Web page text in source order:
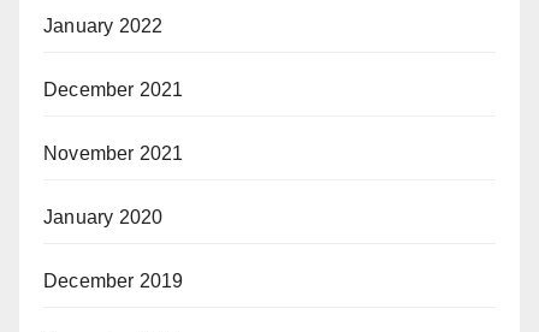
January 2022
December 2021
November 2021
January 2020
December 2019